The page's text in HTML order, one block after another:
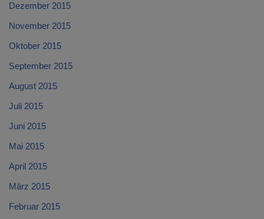
Dezember 2015
November 2015
Oktober 2015
September 2015
August 2015
Juli 2015
Juni 2015
Mai 2015
April 2015
März 2015
Februar 2015